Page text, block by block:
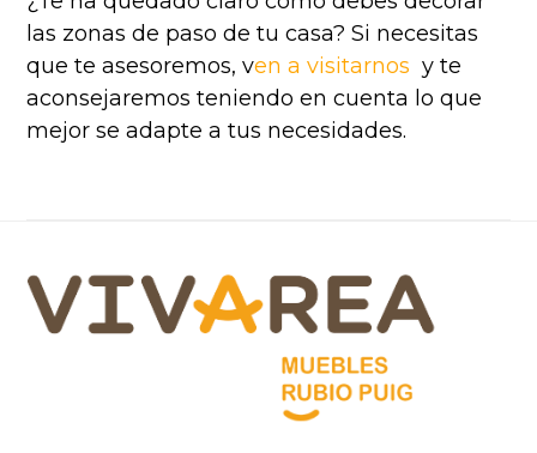
las zonas de paso de tu casa?Si necesitas
que te asesoremos, ven a visitarnos y te
aconsejaremos teniendo en cuenta lo que
mejor se adapte a tus necesidades.
Footer